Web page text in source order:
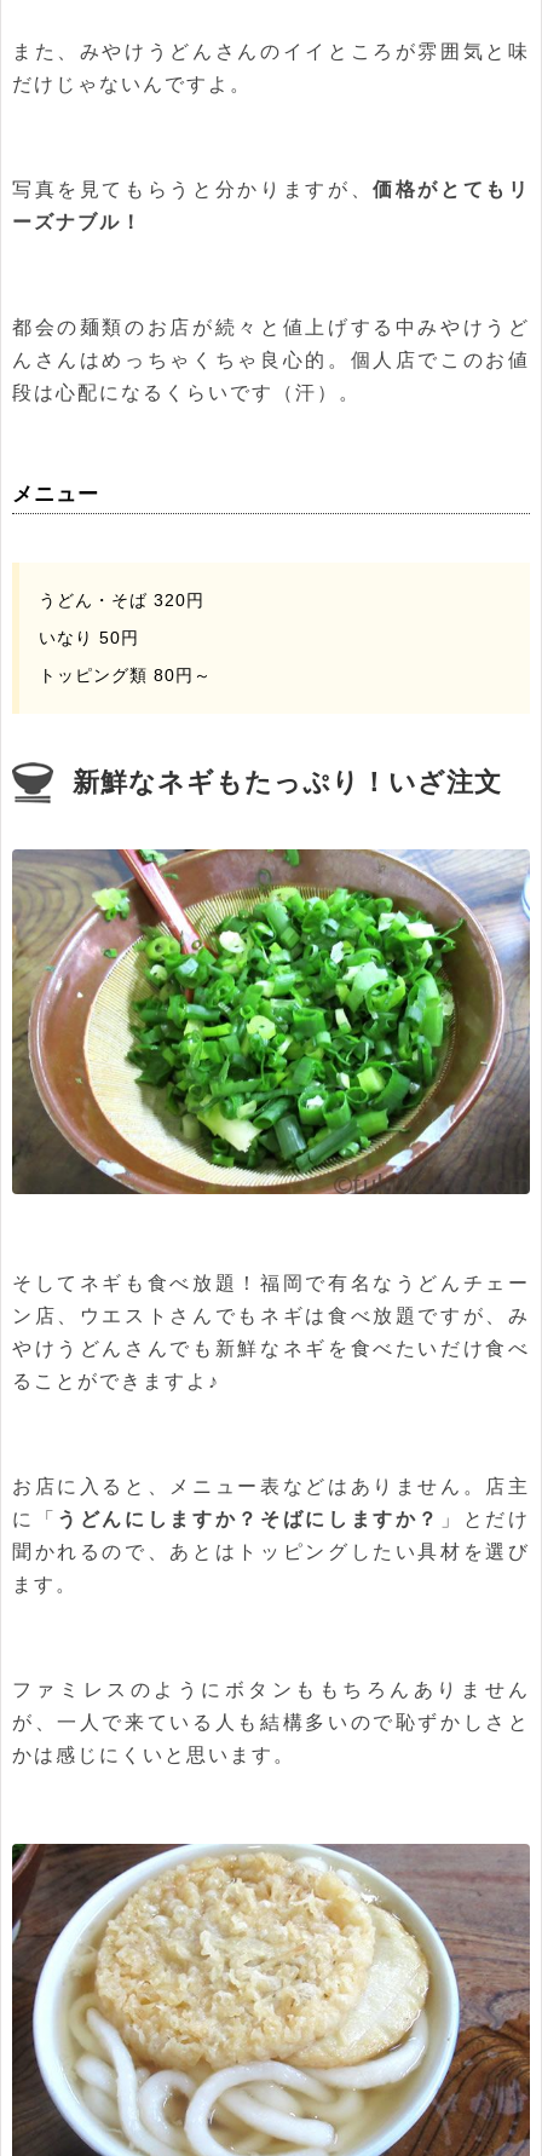
また、みやけうどんさんのイイところが雰囲気と味
だけじゃないんですよ。
写真を見てもらうと分かりますが、価格がとてもリ
ーズナブル！
都会の麺類のお店が続々と値上げする中みやけうど
んさんはめっちゃくちゃ良心的。個人店でこのお値
段は心配になるくらいです（汗）。
メニュー
うどん・そば 320円
いなり 50円
トッピング類 80円～
新鮮なネギもたっぷり！いざ注文
そしてネギも食べ放題！福岡で有名なうどんチェー
ン店、ウエストさんでもネギは食べ放題ですが、み
やけうどんさんでも新鮮なネギを食べたいだけ食べ
ることができますよ♪
お店に入ると、メニュー表などはありません。店主
に「 うどんにしますか？そばにしますか？
」とだけ
聞かれるので、あとはトッピングしたい具材を選び
ます。
ファミレスのようにボタンももちろんありません
が、一人で来ている人も結構多いので恥ずかしさと
かは感じにくいと思います。